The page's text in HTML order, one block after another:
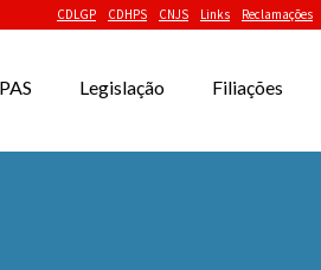
CDLGP CDHPS CNJS Links Reclamações
Legislação Filiações